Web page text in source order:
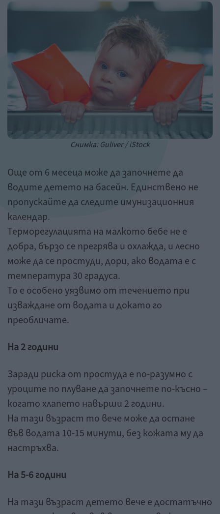
Снимка: Guliver / iStock
Още от 6 месеца може да започнете да
водите детето на басейн. Единствено не
пропускайте да следите имунизационния
календар.
Терморегулацията на малкото бебе не е
добра, бързо се прегрява и охлажда, и лесно
може да се простуди, дори, ако водата е с
температура 30 градуса.
То е особено уязвимо от течението при
изваждане от водата и докато го
преобличате.
На 2 години
Заради риска от простуда е по-разумно с
уроците по плуване да започнете по-късно –
когато хлапето навърши 2 години.
На тази възраст то вече може да остане
във водата 10-15 минути, без кожата му да
настръхва.
На 5-6 години
На тази възраст детето вече е достатъчно